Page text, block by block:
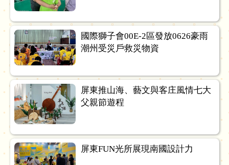
國際獅子會00E-2區發放0626豪雨
潮州受災戶救災物資
屏東推山海、藝文與客庄風情七大
父親節遊程
屏東FUN光所展現南國設計力